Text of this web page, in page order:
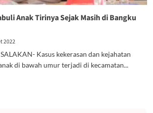
Anak Tirinya Sejak Masih di Bangku
2022
Kasus kekerasan dan kejahatan
di bawah umur terjadi di kecamatan...